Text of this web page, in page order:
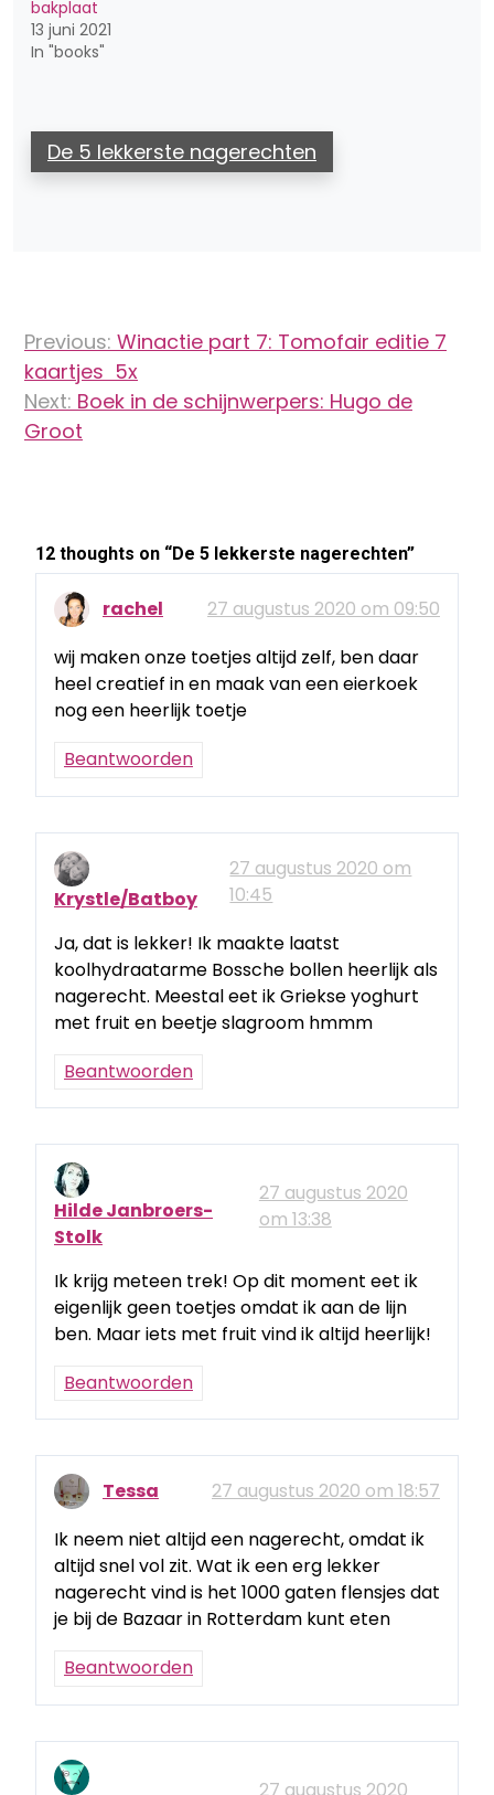
bakplaat
13 juni 2021
In "books"
De 5 lekkerste nagerechten
navigatie
Previous: Winactie part 7: Tomofair editie 7
kaartjes 5x
Next: Boek in de schijnwerpers: Hugo de
Groot
12 thoughts on “De 5 lekkerste nagerechten”
rachel
27 augustus 2020 om 09:50
wij maken onze toetjes altijd zelf, ben daar
heel creatief in en maak van een eierkoek
nog een heerlijk toetje
Beantwoorden
Krystle/Batboy
27 augustus 2020 om
10:45
Ja, dat is lekker! Ik maakte laatst
koolhydraatarme Bossche bollen heerlijk als
nagerecht. Meestal eet ik Griekse yoghurt
met fruit en beetje slagroom hmmm
Beantwoorden
Hilde Janbroers-
Stolk
27 augustus 2020
om 13:38
Ik krijg meteen trek! Op dit moment eet ik
eigenlijk geen toetjes omdat ik aan de lijn
ben. Maar iets met fruit vind ik altijd heerlijk!
Beantwoorden
Tessa
27 augustus 2020 om 18:57
Ik neem niet altijd een nagerecht, omdat ik
altijd snel vol zit. Wat ik een erg lekker
nagerecht vind is het 1000 gaten flensjes dat
je bij de Bazaar in Rotterdam kunt eten
Beantwoorden
27 augustus 2020